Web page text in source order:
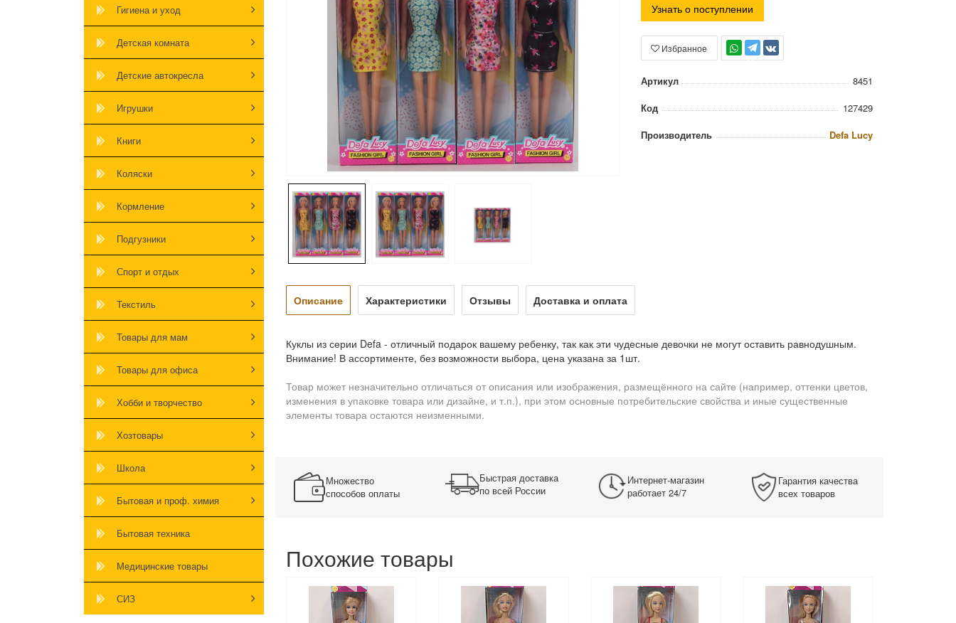
Гигиена и уход
Детская комната
Детские автокресла
Игрушки
Книги
Коляски
Кормление
Подгузники
Спорт и отдых
Текстиль
Товары для мам
Товары для офиса
Хобби и творчество
Хозтовары
Школа
Бытовая и проф. химия
Бытовая техника
Медицинские товары
СИЗ
Узнать о поступлении
TG
Избранное
Артикул
8451
Код
127429
Производитель
Defa Lucy
Описание Характеристики Отзывы Доставка и оплата
Куклы из серии Defa - отличный подарок вашему ребенку, так как эти чудесные девочки не могут оставить равнодушным.
Внимание! В ассортименте, без возможности выбора, цена указана за 1шт.
Товар может незначительно отличаться от описания или изображения, размещённого на сайте (например, оттенки цветов,
изменения в упаковке товара или дизайне, и т.п.), при этом основные потребительские свойства и иные существенные
элементы товара остаются неизменными.
Множество
способов оплаты
Быстрая доставка
по всей России
Интернет-магазин
работает 24/7
Гарантия качества
всех товаров
Похожие товары